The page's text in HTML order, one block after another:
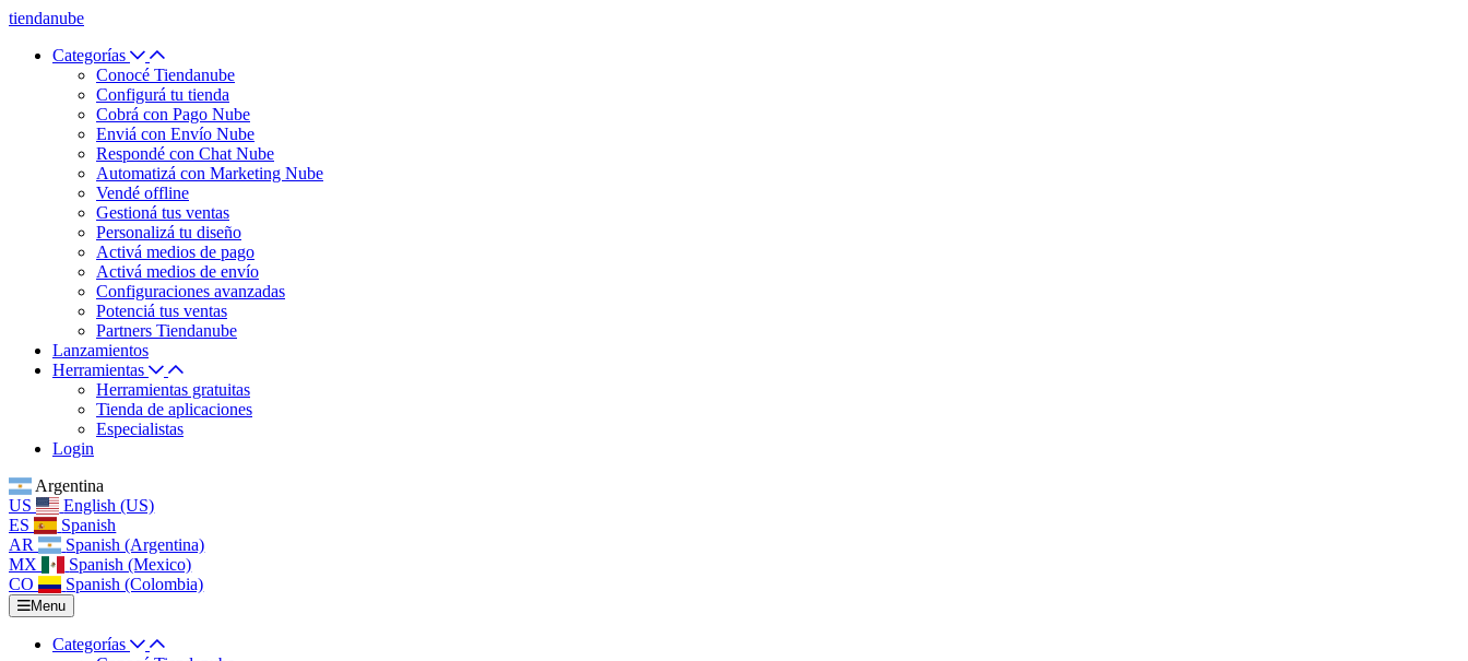
tiendanube
Categorías
Conocé Tiendanube
Configurá tu tienda
Cobrá con Pago Nube
Enviá con Envío Nube
Respondé con Chat Nube
Automatizá con Marketing Nube
Vendé offline
Gestioná tus ventas
Personalizá tu diseño
Activá medios de pago
Activá medios de envío
Configuraciones avanzadas
Potenciá tus ventas
Partners Tiendanube
Lanzamientos
Herramientas
Herramientas gratuitas
Tienda de aplicaciones
Especialistas
Login
Argentina
US
English (US)
ES
Spanish
AR
Spanish (Argentina)
MX
Spanish (Mexico)
CO
Spanish (Colombia)
Menu
Categorías